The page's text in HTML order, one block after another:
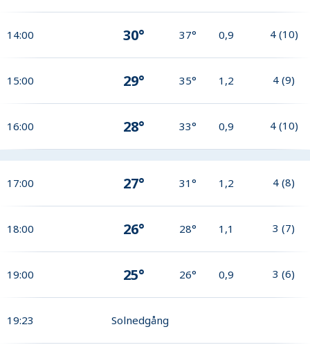
14:00 30° 37° 0,9 4 (10)
15:00 29° 35° 1,2 4 (9)
16:00 28° 33° 0,9 4 (10)
17:00 27° 31° 1,2 4 (8)
18:00 26° 28° 1,1 3 (7)
19:00 25° 26° 0,9 3 (6)
19:23 Solnedgång